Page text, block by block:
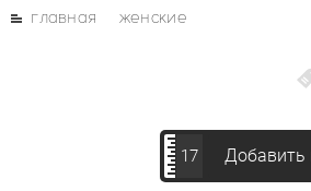
главная женские
17 Добавить